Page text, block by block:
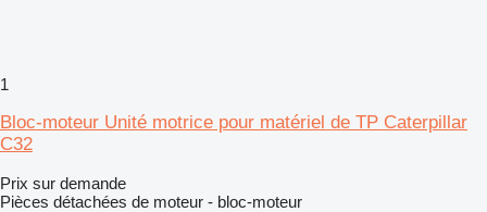
1
Bloc-moteur Unité motrice pour matériel de TP Caterpillar
C32
Prix sur demande
Pièces détachées de moteur - bloc-moteur